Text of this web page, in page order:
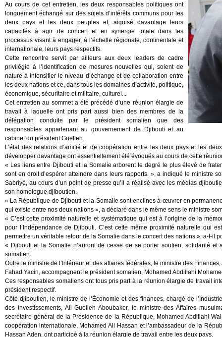
Au cours de cet entretien, les deux responsables politiques ont
longuement échangé sur des sujets d’intérêts communs pour les
deux pays et les deux peuples et, aiguisé davantage leurs
capacités à agir de concert et en synergie totale dans les
processus visant à engager, à l’échelle régionale, continentale et
internationale, leurs pays respectifs.
Cette rencontre servit par ailleurs aux deux leaders de cadre
privilégié à l’identification de mesures nouvelles qui, soient de
nature à intensifier le niveau d’échange et de collaboration entre
les deux nations et ce, dans tous les domaines d’activité, politique,
économique, sécuritaire et militaire, culturel...
Cet entretien au sommet a été précédé d’une réunion élargie de
travail à laquelle ont pris part aussi bien des membres de la
délégation conduite par le président somalien que des
responsables appartenant au gouvernement de Djibouti et au
cabinet du président Guelleh.
L’état des relations d’amitié et de coopération entre les deux pays et les
développer davantage ont essentiellement été évoqués au cours de cette
« Les liens entre Djibouti et la Somalie arborent le degré le plus élevé de
sont en droit d’espérer atteindre dans leurs rapports. », a indiqué le ministre
Sabriyé, au cours d’un point de presse qu’il a réalisé avec les médias
son homologue djiboutien.
« La République de Djibouti et la Somalie sont enclines à œuvrer en
qui existe entre nos deux nations », a déclaré dans le même sens le ministre
« C’est cette proximité naturelle et systématique qui est à l’origine de la
pour l’Indépendance de Djibouti. C’est cette même proximité naturelle qui
permettre un véritable retour de la Somalie dans le concert des nations », a-t-il
« Djibouti et la Somalie n’auront de cesse de se porter soutien, solidarité
somalien.
Outre le ministre de l’Intérieur et des affaires fédérales, le ministre des
Fahad Yacin, accompagnent le président somalien, Mohamed Abdillahi
Ces responsables somaliens ont tous pris part à la réunion élargie de travail
président respectif.
Côté djiboutien, le ministre de l’Économie et des finances, chargé de
des investissements, Ali Guelleh Aboubaker, le ministre des Affaires
secrétaire général de la Présidence de la République, Mohamed Abdillahi
coopération internationale, Mohamed Ali Hassan et l’ambassadeur de la
Hassan Aden, ont participé à la réunion élargie de travail entre les deux pays.